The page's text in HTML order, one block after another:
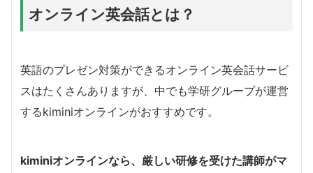
オンライン英会話とは？
英語のプレゼン対策ができるオンライン英会話サービ
スはたくさんありますが、中でも学研グループが運営
するkiminiオンラインがおすすめです。
kiminiオンラインなら、厳しい研修を受けた講師がマ